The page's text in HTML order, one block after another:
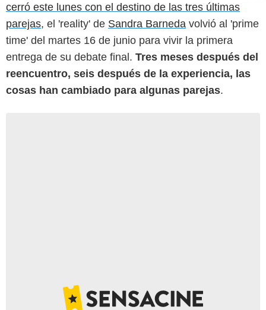
cerró este lunes con el destino de las tres últimas
parejas, el 'reality' de Sandra Barneda volvió al 'prime
time' del martes 16 de junio para vivir la primera
entrega de su debate final. Tres meses después del
reencuentro, seis después de la experiencia, las
cosas han cambiado para algunas parejas.